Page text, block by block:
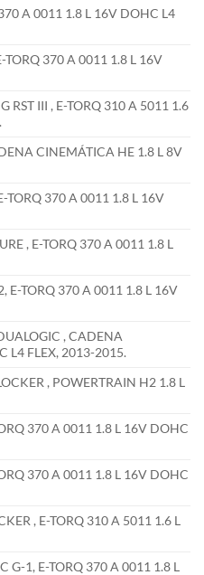
A 0011 1.8 L 16V DOHC L4
TORQ 370 A 0011 1.8 L 16V
RST III , E-TORQ 310 A 5011 1.6
CINEMÁTICA HE 1.8 L 8V
TORQ 370 A 0011 1.8 L 16V
, E-TORQ 370 A 0011 1.8 L
E-TORQ 370 A 0011 1.8 L 16V
, CADENA
L4 FLEX, 2013-2015.
, POWERTRAIN H2 1.8 L
370 A 0011 1.8 L 16V DOHC
370 A 0011 1.8 L 16V DOHC
, E-TORQ 310 A 5011 1.6 L
G-1, E-TORQ 370 A 0011 1.8 L